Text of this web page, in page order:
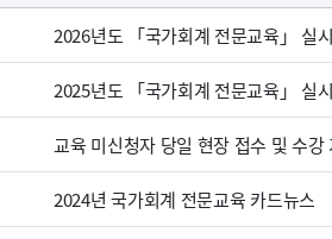
2026년도 「국가회계 전문교육」 실
2025년도 「국가회계 전문교육」 실
교육 미신청자 당일 현장 접수 및 수강
2024년 국가회계 전문교육 카드뉴스